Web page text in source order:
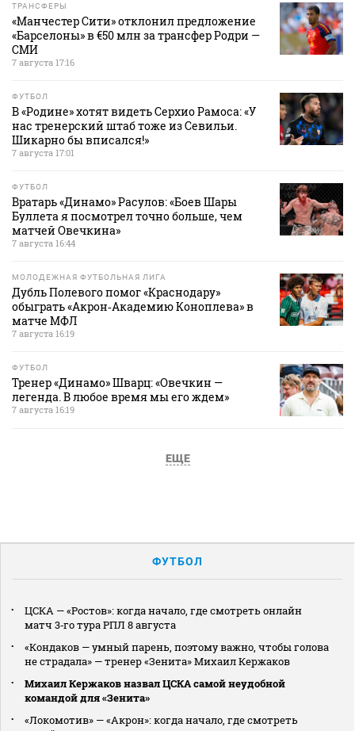
ТРАНСФЕРЫ
«Манчестер Сити» отклонил предложение
«Барселоны» в €50 млн за трансфер Родри —
СМИ
7 августа 17:16
ФУТБОЛ
В «Родине» хотят видеть Серхио Рамоса: «У
нас тренерский штаб тоже из Севильи.
Шикарно бы вписался!»
7 августа 17:01
ФУТБОЛ
Вратарь «Динамо» Расулов: «Боев Шары
Буллета я посмотрел точно больше, чем
матчей Овечкина»
7 августа 16:44
МОЛОДЕЖНАЯ ФУТБОЛЬНАЯ ЛИГА
Дубль Полевого помог «Краснодару»
обыграть «Акрон‑Академию Коноплева» в
матче МФЛ
7 августа 16:19
ФУТБОЛ
Тренер «Динамо» Шварц: «Овечкин —
легенда. В любое время мы его ждем»
7 августа 16:19
ЕЩЕ
ФУТБОЛ
ЦСКА — «Ростов»: когда начало, где смотреть онлайн
матч 3‑го тура РПЛ 8 августа
«Кондаков — умный парень, поэтому важно, чтобы голова
не страдала» — тренер «Зенита» Михаил Кержаков
Михаил Кержаков назвал ЦСКА самой неудобной
командой для «Зенита»
«Локомотив» — «Акрон»: когда начало, где смотреть